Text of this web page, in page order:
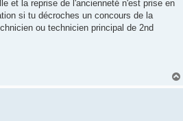
et la reprise de l'ancienneté n'est prise en
si tu décroches un concours de la
ou technicien principal de 2nd